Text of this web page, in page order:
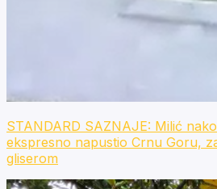
STANDARD SAZNAJE: Milić
ekspresno napustio Crnu Goru,
gliserom